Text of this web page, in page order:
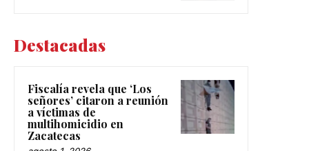
Destacadas
Fiscalía revela que ‘Los
señores’ citaron a reunión
a víctimas de
multihomicidio en
Zacatecas